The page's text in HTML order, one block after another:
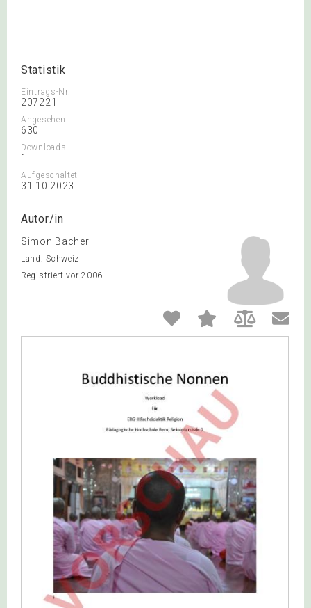
Statistik
Eintrags-Nr.
207221
Angesehen
630
Downloads
1
Aufgeschaltet
31.10.2023
Autor/in
Simon Bacher
Land: Schweiz
Registriert vor 2006